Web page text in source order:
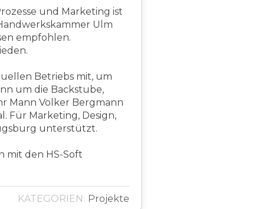
und Marketing ist
Ulm
empfohlen.
Betriebs mit, um
um die Backstube,
Mann Volker Bergmann
Für Marketing, Design,
unterstützt.
mit den HS-Soft
KATEGORIEN: Projekte